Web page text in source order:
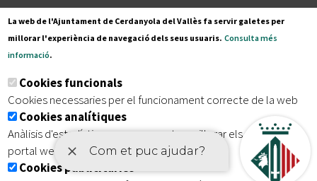
Segueix-nos a:
Subscriu-te al nostre butlletí
Inici | Avís legal | Protecció de dades Mapa del lloc
| Accessibilitat
La web de l'Ajuntament de Cerdanyola del Vallès fa servir galetes per
millorar l'experiència de navegació dels seus usuaris. Consulta més
informació.
Cookies funcionals
Cookies necessaries per el funcionament correcte de la web
Cookies analítiques
Anàlisis d'estadístiques que permeten millorar els serveis del
portal web
Cookies publicitàries